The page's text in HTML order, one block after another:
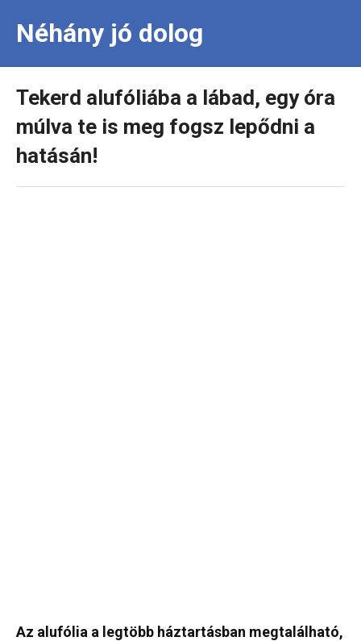
Néhány jó dolog
Tekerd alufóliába a lábad, egy óra
múlva te is meg fogsz lepődni a
hatásán!
Az alufólia a legtöbb háztartásban megtalálható,